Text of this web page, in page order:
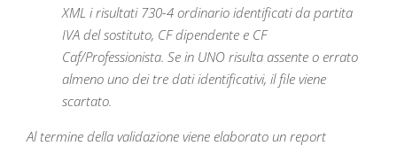
XML i risultati 730-4 ordinario identificati da partita
IVA del sostituto, CF dipendente e CF
Caf/Professionista. Se in UNO risulta assente o errato
almeno uno dei tre dati identificativi, il file viene
scartato.
Al termine della validazione viene elaborato un report